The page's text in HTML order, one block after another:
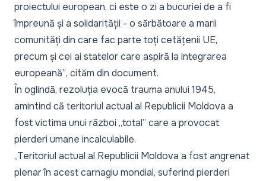
proiectului european, ci este o zi a bucuriei de a fi
împreună și a solidarității - o sărbătoare a marii
comunități din care fac parte toți cetățenii UE,
precum și cei ai statelor care aspiră la integrarea
europeană”, cităm din document.
În oglindă, rezoluția evocă trauma anului 1945,
amintind că teritoriul actual al Republicii Moldova a
fost victima unui război „total” care a provocat
pierderi umane incalculabile.
„Teritoriul actual al Republicii Moldova a fost angrenat
plenar în acest carnagiu mondial, suferind pierderi